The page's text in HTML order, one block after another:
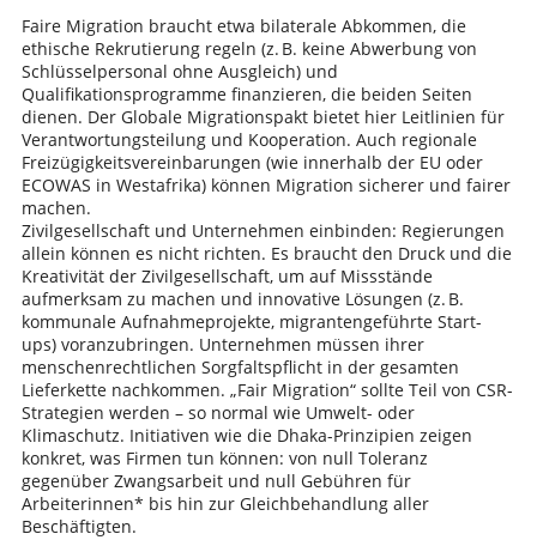
Faire Migration braucht etwa bilaterale Abkommen, die
ethische Rekrutierung regeln (z. B. keine Abwerbung von
Schlüsselpersonal ohne Ausgleich) und
Qualifikationsprogramme finanzieren, die beiden Seiten
dienen. Der Globale Migrationspakt bietet hier Leitlinien für
Verantwortungsteilung und Kooperation. Auch regionale
Freizügigkeitsvereinbarungen (wie innerhalb der EU oder
ECOWAS in Westafrika) können Migration sicherer und fairer
machen.
Zivilgesellschaft und Unternehmen einbinden: Regierungen
allein können es nicht richten. Es braucht den Druck und die
Kreativität der Zivilgesellschaft, um auf Missstände
aufmerksam zu machen und innovative Lösungen (z. B.
kommunale Aufnahmeprojekte, migrantengeführte Start-
ups) voranzubringen. Unternehmen müssen ihrer
menschenrechtlichen Sorgfaltspflicht in der gesamten
Lieferkette nachkommen. „Fair Migration“ sollte Teil von CSR-
Strategien werden – so normal wie Umwelt- oder
Klimaschutz. Initiativen wie die Dhaka-Prinzipien zeigen
konkret, was Firmen tun können: von null Toleranz
gegenüber Zwangsarbeit und null Gebühren für
Arbeiterinnen* bis hin zur Gleichbehandlung aller
Beschäftigten.